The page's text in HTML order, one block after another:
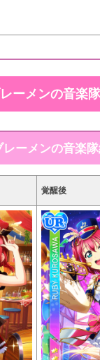
ーメンの音楽
ーメンの音楽隊
覚醒後